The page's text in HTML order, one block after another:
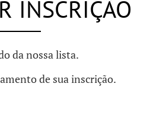
INSCRIÇÃO
da nossa lista.
de sua inscrição.